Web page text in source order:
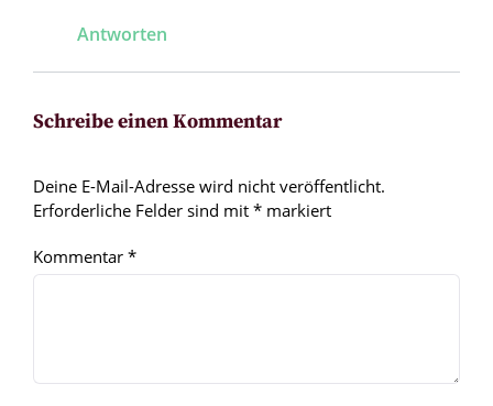
Antworten
Schreibe einen Kommentar
Deine E-Mail-Adresse wird nicht veröffentlicht.
Erforderliche Felder sind mit * markiert
Kommentar *